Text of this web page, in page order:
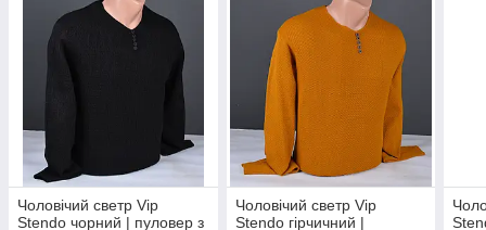
Чоловічий светр Vip
Stendo чорний | пуловер з
Чоловічий светр Vip
Stendo гірчичний |